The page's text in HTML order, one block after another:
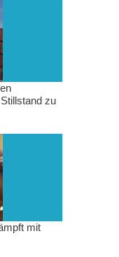
zu
mit